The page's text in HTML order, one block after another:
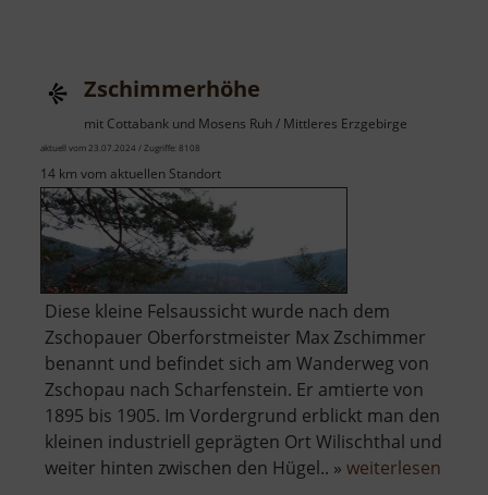
Zschimmerhöhe
mit Cottabank und Mosens Ruh / Mittleres Erzgebirge
aktuell vom 23.07.2024 / Zugriffe: 8108
14 km vom aktuellen Standort
Diese kleine Felsaussicht wurde nach dem
Zschopauer Oberforstmeister Max Zschimmer
benannt und befindet sich am Wanderweg von
Zschopau nach Scharfenstein. Er amtierte von
1895 bis 1905. Im Vordergrund erblickt man den
kleinen industriell geprägten Ort Wilischthal und
weiter hinten zwischen den Hügel.. » weiterlesen